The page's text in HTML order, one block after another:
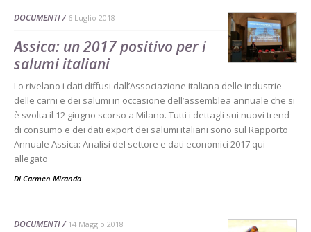
DOCUMENTI 6 Luglio 2018
Assica: un 2017 positivo per i
salumi italiani
Lo rivelano i dati diffusi dall’Associazione italiana delle industrie
delle carni e dei salumi in occasione dell’assemblea annuale che si
è svolta il 12 giugno scorso a Milano. Tutti i dettagli sui nuovi trend
di consumo e dei dati export dei salumi italiani sono sul Rapporto
Annuale Assica: Analisi del settore e dati economici 2017 qui
allegato
Di Carmen Miranda
DOCUMENTI 14 Maggio 2018